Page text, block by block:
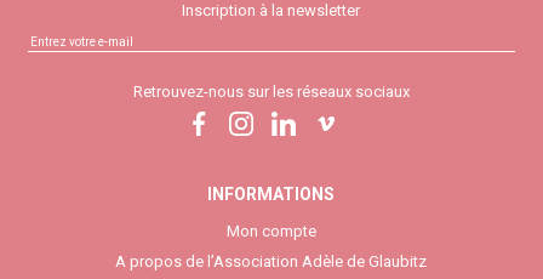
Inscription à la newsletter
Retrouvez-nous sur les réseaux sociaux
INFORMATIONS
Mon compte
A propos de l’Association Adèle de Glaubitz